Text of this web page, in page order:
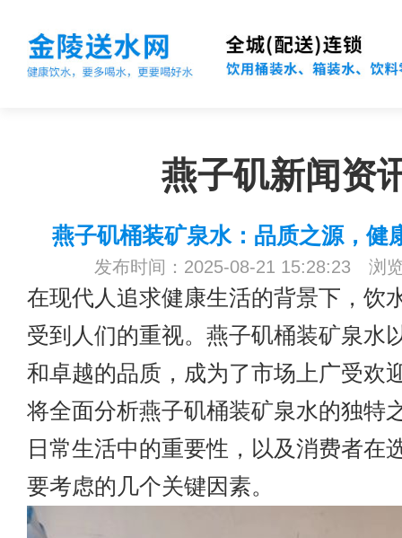
燕子矶新闻资
燕子矶桶装矿泉水：品质之源，健
发布时间：2025-08-21 15:28:23 浏
在现代人追求健康生活的背景下，饮
受到人们的重视。燕子矶桶装矿泉水
和卓越的品质，成为了市场上广受欢
将全面分析燕子矶桶装矿泉水的独特
日常生活中的重要性，以及消费者在
要考虑的几个关键因素。